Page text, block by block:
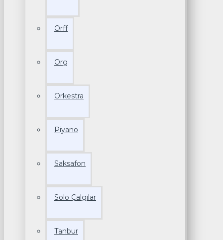
Orff
Org
Orkestra
Piyano
Saksafon
Solo Çalgılar
Tanbur